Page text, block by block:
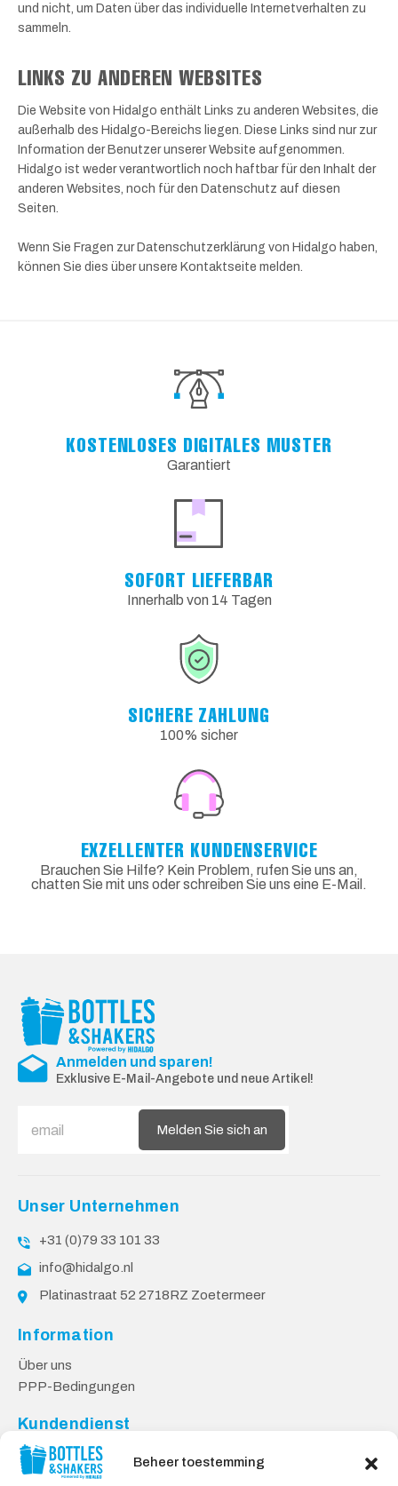
Beheer toestemming
und nicht, um Daten über das individuelle Internetverhalten zu
sammeln.
LINKS ZU ANDEREN WEBSITES
Die Website von Hidalgo enthält Links zu anderen Websites, die
außerhalb des Hidalgo-Bereichs liegen. Diese Links sind nur zur
Information der Benutzer unserer Website aufgenommen.
Hidalgo ist weder verantwortlich noch haftbar für den Inhalt der
anderen Websites, noch für den Datenschutz auf diesen
Seiten.
Wenn Sie Fragen zur Datenschutzerklärung von Hidalgo haben,
können Sie dies über unsere Kontaktseite melden.
KOSTENLOSES DIGITALES MUSTER
Garantiert
SOFORT LIEFERBAR
Innerhalb von 14 Tagen
SICHERE ZAHLUNG
100% sicher
EXZELLENTER KUNDENSERVICE
Brauchen Sie Hilfe? Kein Problem, rufen Sie uns an,
chatten Sie mit uns oder schreiben Sie uns eine E-Mail.
Anmelden und sparen!
Exklusive E-Mail-Angebote und neue Artikel!
Melden Sie sich an
Unser Unternehmen
+31 (0)79 33 101 33
info@hidalgo.nl
Platinastraat 52 2718RZ Zoetermeer
Information
Über uns
PPP-Bedingungen
Kundendienst
Kontakt
Lieferung & Rücksendungen